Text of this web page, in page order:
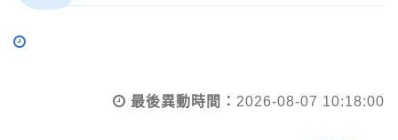
最後異動時間： 2026-08-07 10:18:00